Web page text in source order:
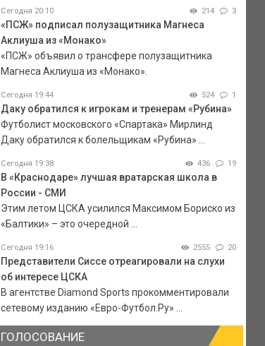
Сегодня 20:10 214 3
«ПСЖ» подписал полузащитника Магнеса
Аклиуша из «Монако»
«ПСЖ» объявил о трансфере полузащитника
Магнеса Аклиуша из «Монако».
Сегодня 19:44 524 1
Даку обратился к игрокам и тренерам «Рубина»
Футболист московского «Спартака» Мирлинд
Даку обратился к болельщикам «Рубина» ...
Сегодня 19:38 436 19
В «Краснодаре» лучшая вратарская школа в
России - СМИ
Этим летом ЦСКА усилился Максимом Бориско из
«Балтики» – это очередной ...
Сегодня 19:16 2555 20
Представители Сиссе отреагировали на слухи
об интересе ЦСКА
В агентстве Diamond Sports прокомментировали
сетевому изданию «Евро-Футбол.Ру» ...
ГОЛОСОВАНИЕ